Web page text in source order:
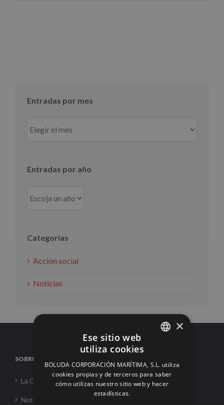
Entradas por mes
por
Entradas por año
Categorías
Acción social
Noticias
SOBRE NOSOTROS
La Corporación
Noticias
ENGLISH
FRENCH
×
Ese sitio web
utiliza cookies
BOLUDA CORPORACIÓN MARÍTIMA, S.L. utiliza
cookies propias y de terceros para saber
cómo utilizas nuestro sitio web y hacer
estadísticas.